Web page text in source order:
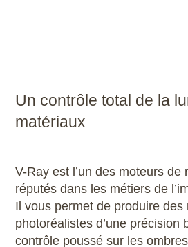
Un contrôle total de la
matériaux
V-Ray est l’un des moteurs de
réputés dans les métiers de
Il vous permet de produire des
photoréalistes d’une précision
contrôle poussé sur les